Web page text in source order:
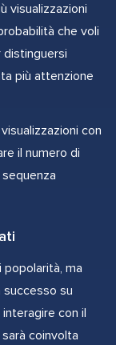
visualizzazioni
che voli
più attenzione
con
il numero di
ma
successo su
con il
coinvolta